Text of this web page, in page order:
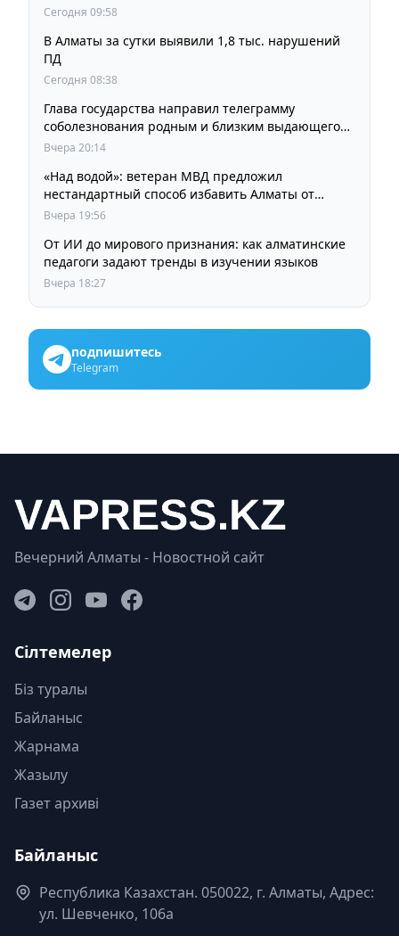
Сегодня 09:58
В Алматы за сутки выявили 1,8 тыс. нарушений
ПД
Сегодня 08:38
Глава государства направил телеграмму
соболезнования родным и близким выдающегося
кинорежиссера Ардака Амиркулова
Вчера 20:14
«Над водой»: ветеран МВД предложил
нестандартный способ избавить Алматы от
пробок и смога
Вчера 19:56
От ИИ до мирового признания: как алматинские
педагоги задают тренды в изучении языков
Вчера 18:27
подпишитесь
Telegram
Вечерний Алматы - Новостной сайт
Сілтемелер
Біз туралы
Байланыс
Жарнама
Жазылу
Газет архиві
Байланыс
Республика Казахстан. 050022, г. Алматы, Адрес:
ул. Шевченко, 106а